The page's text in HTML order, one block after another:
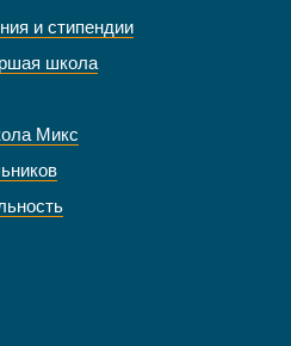
и стипендии
школа
Микс